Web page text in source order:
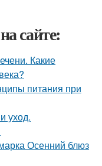
сайте:
Какие
питания при
уход.
Осенний блюз